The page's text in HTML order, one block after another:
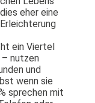
eher eine
ein Viertel
nutzen
und
wenn sie
sprechen mit